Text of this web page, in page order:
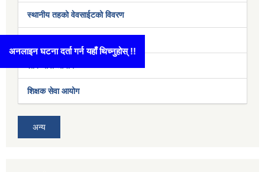
स्थानीय तहको वेवसाईटको विवरण
लोक सेवा आयोग
शिक्षक सेवा आयोग
अन्य
अनलाइन घटना दर्ता गर्न यहाँ थिच्नुहोस् !!